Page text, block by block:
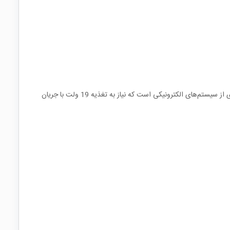
این آداپتور یکی از گزینه‌های محبوب برای استفاده در نوت‌بوک‌ها، تجهیزات شبکه با توان پایین، نمایشگرهای کوچک، تجهیزات آزمایشگاهی سبک و بسیاری از سیستم‌های الکترونیکی است که نیاز به تغذیه 19 ولت با جریان